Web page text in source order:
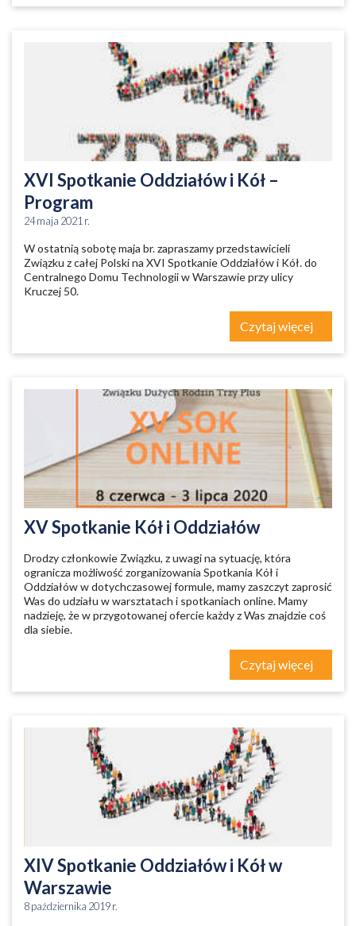
XVI Spotkanie Oddziałów i Kół –
Program
24 maja 2021 r.
W ostatnią sobotę maja br. zapraszamy przedstawicieli
Związku z całej Polski na XVI Spotkanie Oddziałów i Kół. do
Centralnego Domu Technologii w Warszawie przy ulicy
Kruczej 50.
Czytaj więcej
XV Spotkanie Kół i Oddziałów
Drodzy członkowie Związku, z uwagi na sytuację, która
ogranicza możliwość zorganizowania Spotkania Kół i
Oddziałów w dotychczasowej formule, mamy zaszczyt zaprosić
Was do udziału w warsztatach i spotkaniach online. Mamy
nadzieję, że w przygotowanej ofercie każdy z Was znajdzie coś
dla siebie.
Czytaj więcej
XIV Spotkanie Oddziałów i Kół w
Warszawie
8 października 2019 r.